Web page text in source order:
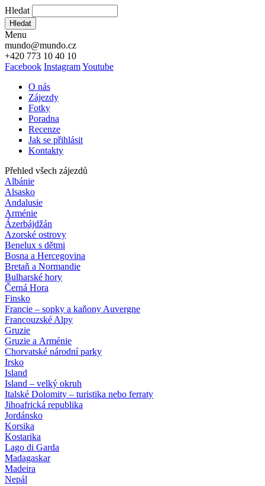
Hledat
Hledat
Menu
mundo@mundo.cz
+420 773 10 40 10
Facebook InstagramYoutube
O nás
Zájezdy
Fotky
Poradna
Recenze
Jak se přihlásit
Kontakty
Přehled všech zájezdů
Albánie
Alsasko
Andalusie
Arménie
Ázerbájdžán
Azorské ostrovy
Benelux s dětmi
Bosna a Hercegovina
Bretaň a Normandie
Bulharské hory
Černá Hora
Finsko
Francie – sopky a kaňony Auvergne
Francouzské Alpy
Gruzie
Gruzie a Arménie
Chorvatské národní parky
Irsko
Island
Island – velký okruh
Italské Dolomity – turistika nebo ferraty
Jihoafrická republika
Jordánsko
Korsika
Kostarika
Lago di Garda
Madagaskar
Madeira
Nepál